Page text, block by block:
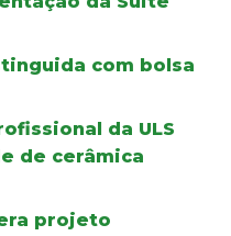
com bolsa
da ULS
de cerâmica
projeto